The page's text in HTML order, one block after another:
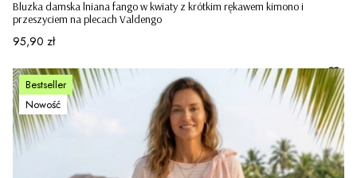
Bluzka damska lniana fango w kwiaty z krótkim rękawem kimono i
przeszyciem na plecach Valdengo
Cena
95,90 zł
Bestseller
Nowość